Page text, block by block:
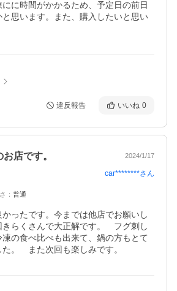
に時間がかかるため、予定日の前日
思います。また、購入したいと思い
違反報告 いいね 0
店です。 2024/1/17
car********さん
： 普通
ったです。今までは他店でお願いし
らくさんで大正解です。　フグ刺し
の食べ比べも出来て、鍋の方もとて
。　また次回も楽しみです。